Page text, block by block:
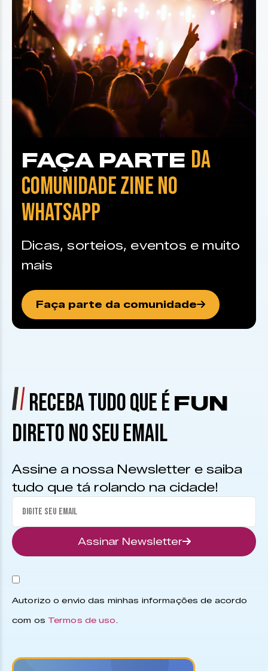
FAÇA PARTE DA
COMUNIDADE ZINE NO
WHATSAPP
Dicas, sorteios, eventos e muito
mais
Faça parte da comunidade
RECEBA TUDO QUE É FUN
DIRETO NO SEU EMAIL
Assine a nossa Newsletter e saiba
tudo que tá rolando na cidade!
Assinar Newsletter
Autorizo o envio das minhas informações de acordo
com os Termos de uso